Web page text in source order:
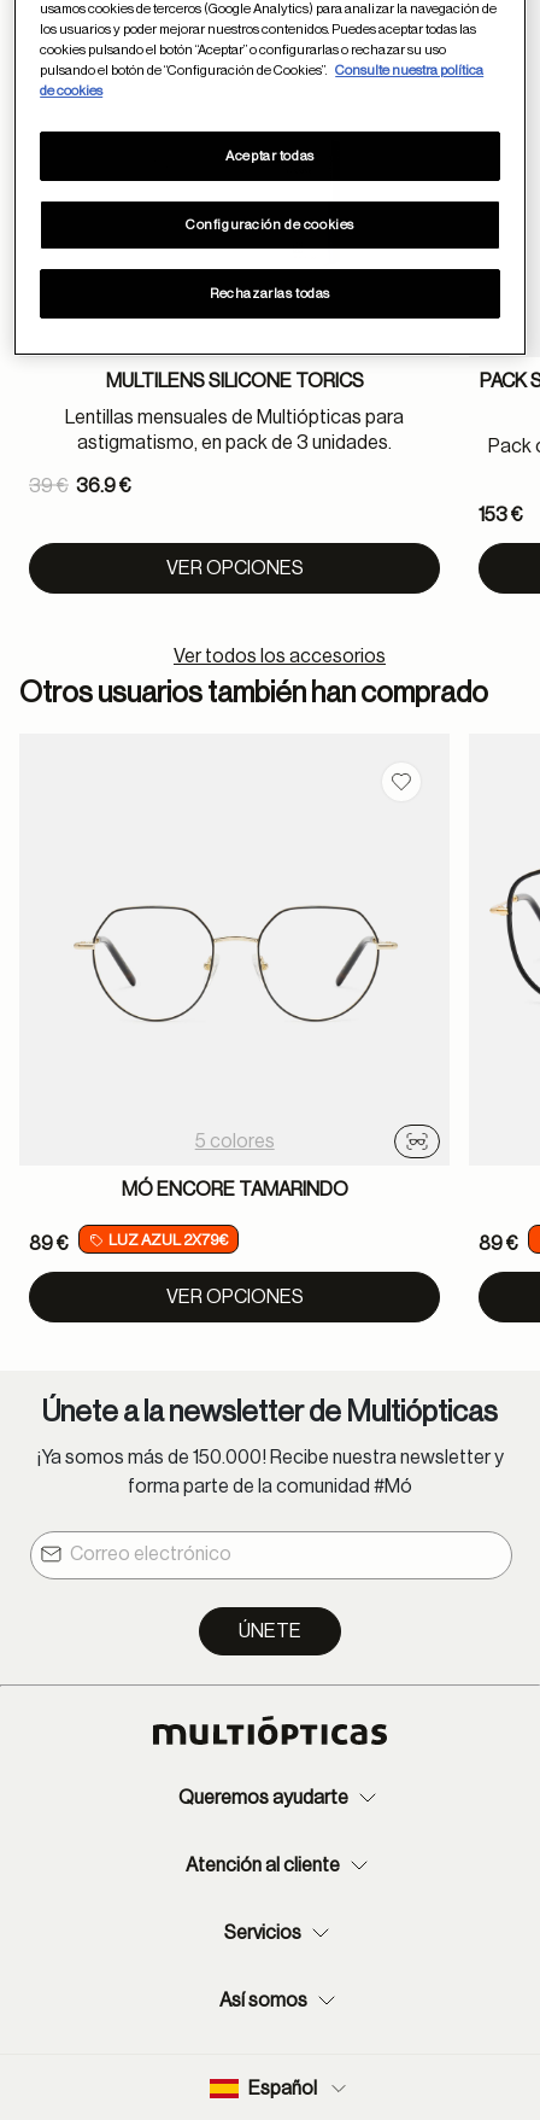
MULTILENS SILICONE TORICS
Lentillas mensuales de Multiópticas para
astigmatismo, en pack de 3 unidades.
Price reduced from
39 € 36.9 €
VER OPCIONES
PACK
Pack
153 €
Ver todos los accesorios
Otros usuarios también han comprado
Guardar en
5 colores
Probador
MÓ ENCORE TAMARINDO
89 € LUZ AZUL 2X79€
VER OPCIONES
89 €
Únete a la newsletter de Multiópticas
¡Ya somos más de 150.000! Recibe nuestra newsletter y
forma parte de la comunidad #Mó
ÚNETE
Queremos ayudarte
Atención al cliente
Servicios
Así somos
Español
usamos cookies de terceros (Google Analytics) para analizar la navegación de
los usuarios y poder mejorar nuestros contenidos. Puedes aceptar todas las
cookies pulsando el botón “Aceptar” o configurarlas o rechazar su uso
pulsando el botón de “Configuración de Cookies”.
Consulte nuestra política
de cookies
Configuración de cookies
Rechazarlas todas
Aceptar todas